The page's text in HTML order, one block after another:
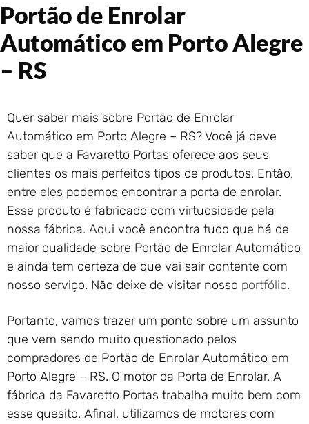
Portão de Garagem de
Enrolar em Petrópolis – RJ
Portão de Garagem de
Portão de Garagem de
Enrolar em Nova Friburgo –
RJ
Portão de Enrolar
Automático em Porto Alegre
– RS
Quer saber mais sobre Portão de Enrolar
Automático em Porto Alegre – RS? Você já deve
saber que a Favaretto Portas oferece aos seus
clientes os mais perfeitos tipos de produtos. Então,
entre eles podemos encontrar a porta de enrolar.
Esse produto é fabricado com virtuosidade pela
nossa fábrica. Aqui você encontra tudo que há de
maior qualidade sobre Portão de Enrolar Automático
e ainda tem certeza de que vai sair contente com
nosso serviço. Não deixe de visitar nosso portfólio.
Portanto, vamos trazer um ponto sobre um assunto
que vem sendo muito questionado pelos
compradores de Portão de Enrolar Automático em
Porto Alegre – RS. O motor da Porta de Enrolar. A
fábrica da Favaretto Portas trabalha muito bem com
esse quesito. Afinal, utilizamos de motores com